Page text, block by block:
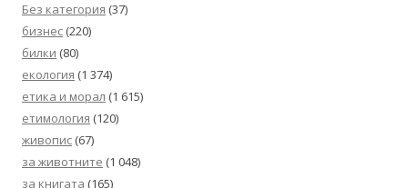
Без категория (37)
бизнес (220)
билки (80)
екология (1 374)
етика и морал (1 615)
етимология (120)
живопис (67)
за животните (1 048)
за книгата (165)